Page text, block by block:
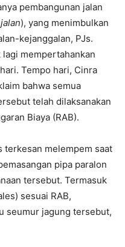
pembangunan jalan
), yang menimbulkan
kejanggalan, PJs.
mempertahankan
Tempo hari, Cinra
bahwa semua
telah dilaksanakan
Biaya (RAB).
terkesan melempem saat
pipa paralon
tersebut. Termasuk
sesuai RAB,
seumur jagung tersebut,